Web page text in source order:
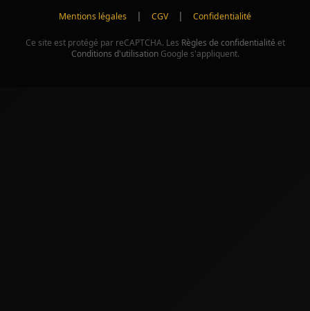
Mentions légales | CGV | Confidentialité
Ce site est protégé par reCAPTCHA. Les Règles de confidentialité et
Conditions d'utilisationGoogle s'appliquent.